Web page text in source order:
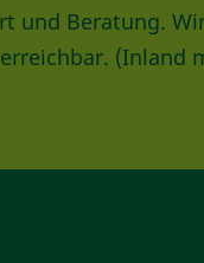
und Beratung.
(Inland